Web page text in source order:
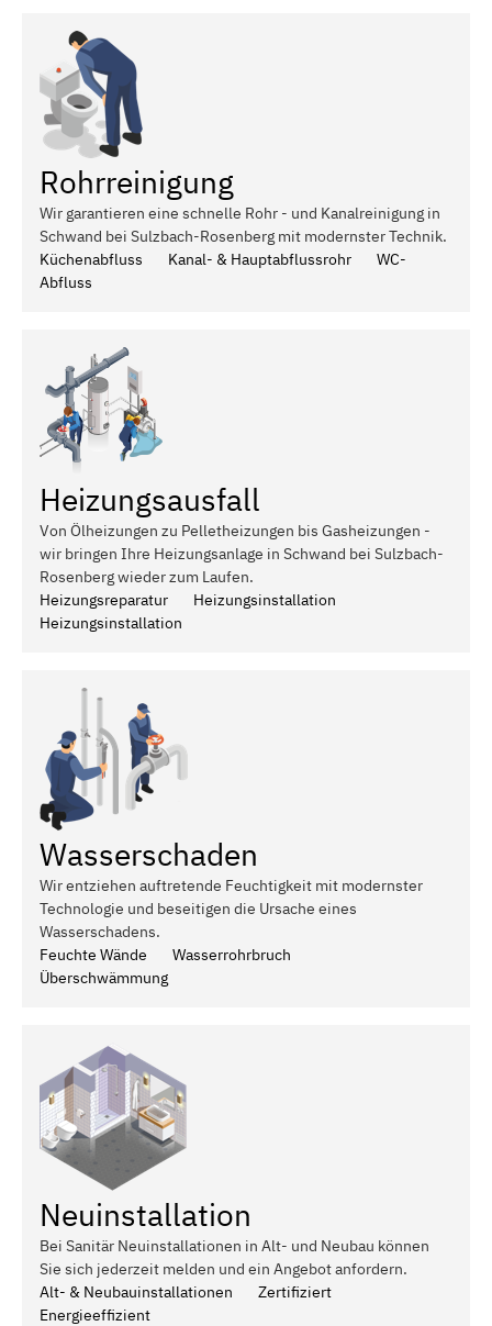
Rohrreinigung
Wir garantieren eine schnelle Rohr - und Kanalreinigung in
Schwand bei Sulzbach-Rosenberg mit modernster Technik.
Küchenabfluss
Kanal- & Hauptabflussrohr
WC-
Abfluss
Heizungsausfall
Von Ölheizungen zu Pelletheizungen bis Gasheizungen -
wir bringen Ihre Heizungsanlage in Schwand bei Sulzbach-
Rosenberg wieder zum Laufen.
Heizungsreparatur
Heizungsinstallation
Heizungsinstallation
Wasserschaden
Wir entziehen auftretende Feuchtigkeit mit modernster
Technologie und beseitigen die Ursache eines
Wasserschadens.
Feuchte Wände
Wasserrohrbruch
Überschwämmung
Neuinstallation
Bei Sanitär Neuinstallationen in Alt- und Neubau können
Sie sich jederzeit melden und ein Angebot anfordern.
Alt- & Neubauinstallationen
Zertifiziert
Energieeffizient